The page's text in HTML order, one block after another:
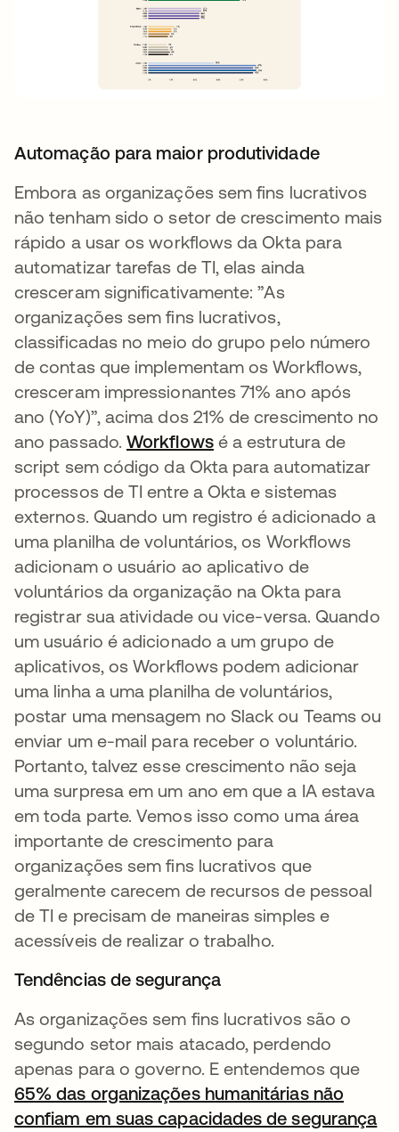
Automação para maior produtividade
Embora as organizações sem fins lucrativos
não tenham sido o setor de crescimento mais
rápido a usar os workflows da Okta para
automatizar tarefas de TI, elas ainda
cresceram significativamente: ”As
organizações sem fins lucrativos,
classificadas no meio do grupo pelo número
de contas que implementam os Workflows,
cresceram impressionantes 71% ano após
ano (YoY)”, acima dos 21% de crescimento no
ano passado.Workflowsabre em uma nova
é a estrutura de
script sem código da Okta para automatizar
processos de TI entre a Okta e sistemas
externos. Quando um registro é adicionado a
uma planilha de voluntários, os Workflows
adicionam o usuário ao aplicativo de
voluntários da organização na Okta para
registrar sua atividade ou vice-versa. Quando
um usuário é adicionado a um grupo de
aplicativos, os Workflows podem adicionar
uma linha a uma planilha de voluntários,
postar uma mensagem no Slack ou Teams ou
enviar um e-mail para receber o voluntário.
Portanto, talvez esse crescimento não seja
uma surpresa em um ano em que a IA estava
em toda parte. Vemos isso como uma área
importante de crescimento para
organizações sem fins lucrativos que
geralmente carecem de recursos de pessoal
de TI e precisam de maneiras simples e
acessíveis de realizar o trabalho.
Tendências de segurança
As organizações sem fins lucrativos são o
segundo setor mais atacado, perdendo
apenas para o governo. E entendemos que
65% das organizações humanitárias não
confiam em suas capacidades de segurança